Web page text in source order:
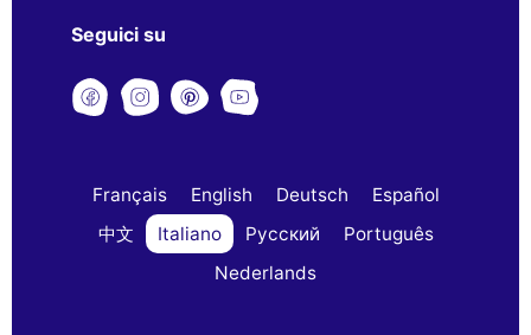
Seguici su
Français English Deutsch
Español
中文
Italiano Русский
Português
Nederlands